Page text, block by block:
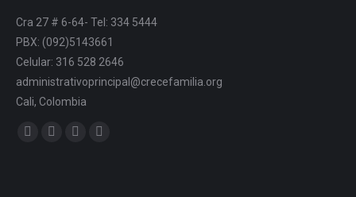
Cra 27 # 6-64- Tel: 334 5444
PBX: (092)5143661
Celular: 316 528 2646
administrativoprincipal@crecefamilia.org
Cali, Colombia
Find us on: